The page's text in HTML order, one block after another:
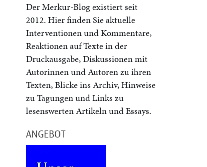
Der Merkur-Blog existiert seit
2012. Hier finden Sie aktuelle
Interventionen und Kommentare,
Reaktionen auf Texte in der
Druckausgabe, Diskussionen mit
Autorinnen und Autoren zu ihren
Texten, Blicke ins Archiv, Hinweise
zu Tagungen und Links zu
lesenswerten Artikeln und Essays.
ANGEBOT